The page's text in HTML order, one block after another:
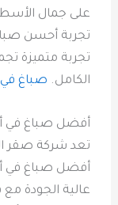
على جمال
تجربة أحسن
تجربة متميزة
الكامل. صباغ
أفضل صباغ في
تعد شركة صقر
أفضل صباغ في
عالية الجودة